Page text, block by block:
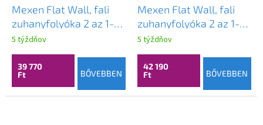
Mexen Flat Wall, fali
zuhanyfolyóka 2 az 1-
ben, 90 cm, matt arany,
1A30090
5 týždňov
39 770
Ft
BŐVEBBEN
Mexen Flat Wall, fali
zuhanyfolyóka 2 az 1-
ben, 90 cm, matt réz,
1C30090
5 týždňov
42 190
Ft
BŐVEBBEN